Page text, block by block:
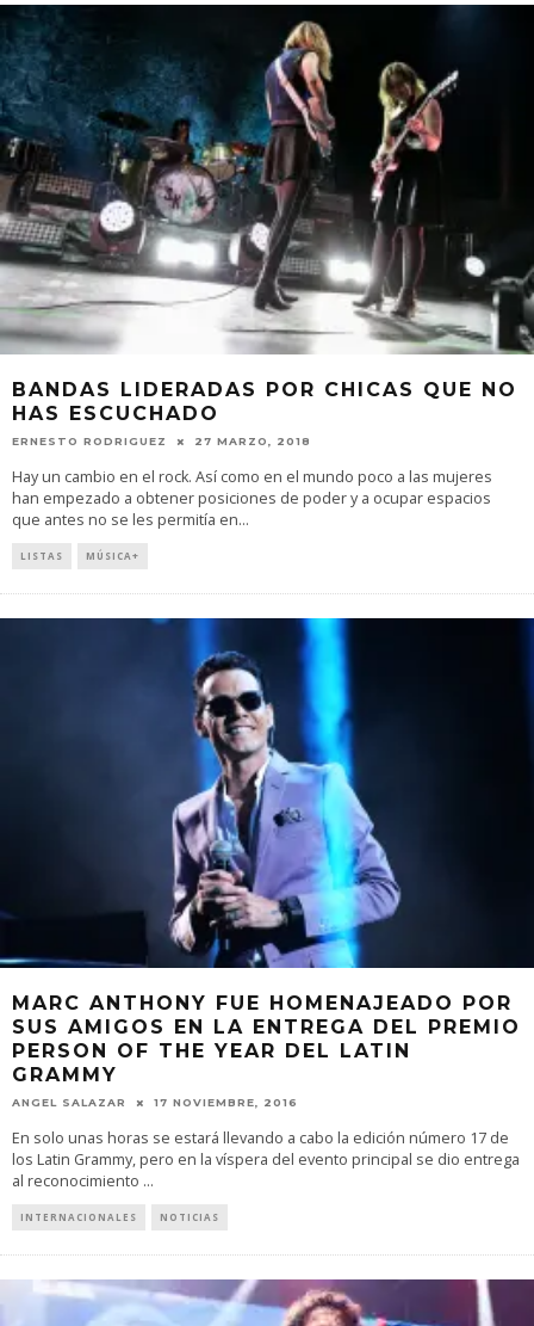
BANDAS LIDERADAS POR CHICAS QUE NO
HAS ESCUCHADO
ERNESTO RODRIGUEZ 27 MARZO, 2018
Hay un cambio en el rock. Así como en el mundo poco a las mujeres
han empezado a obtener posiciones de poder y a ocupar espacios
que antes no se les permitía en...
LISTAS MÚSICA+
MARC ANTHONY FUE HOMENAJEADO POR
SUS AMIGOS EN LA ENTREGA DEL PREMIO
PERSON OF THE YEAR DEL LATIN
GRAMMY
ANGEL SALAZAR 17 NOVIEMBRE, 2016
En solo unas horas se estará llevando a cabo la edición número 17 de
los Latin Grammy, pero en la víspera del evento principal se dio entrega
al reconocimiento ...
INTERNACIONALES NOTICIAS